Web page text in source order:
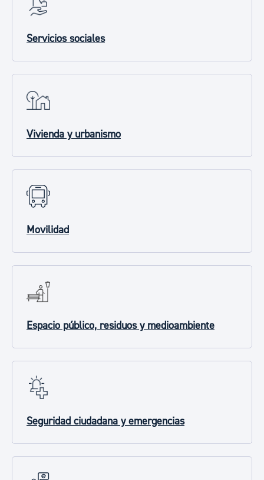
Servicios sociales
Vivienda y urbanismo
Movilidad
Espacio público, residuos y medioambiente
Seguridad ciudadana y emergencias